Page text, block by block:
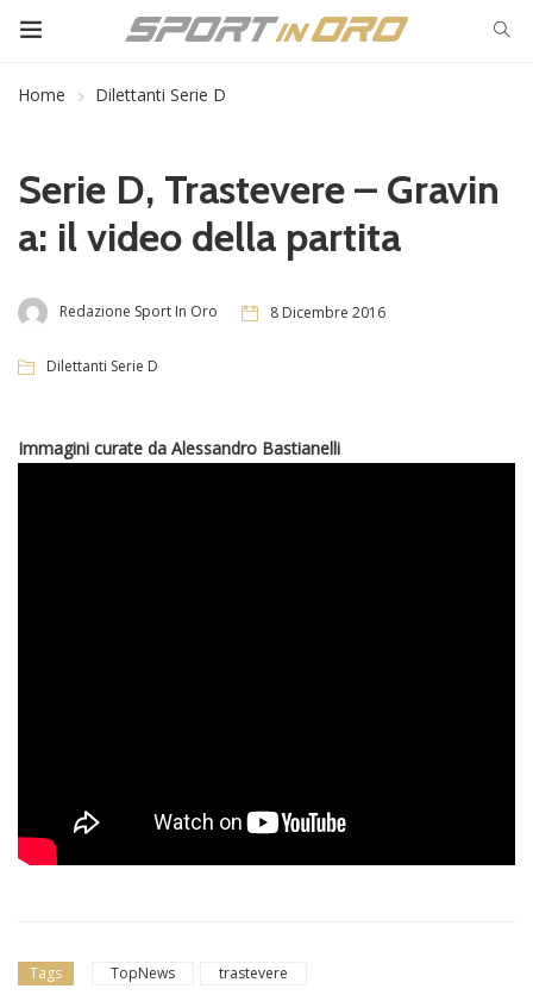
Home Dilettanti Serie D
Serie D, Trastevere – Gravin
a: il video della partita
Redazione Sport In Oro 8 Dicembre 2016
Dilettanti Serie D
Immagini curate da Alessandro Bastianelli
Tags TopNews trastevere